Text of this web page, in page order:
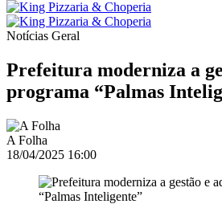
Notícias Geral
Prefeitura moderniza a
programa “Palmas
A Folha
18/04/2025 16:00